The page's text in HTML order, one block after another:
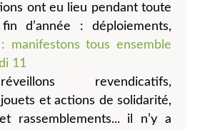
ont eu lieu pendant toute
fin d’année : déploiements,
revendicatifs,
et actions de solidarité,
rassemblements... il n’y a